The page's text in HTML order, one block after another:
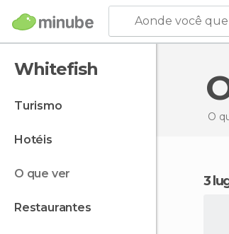
Aonde você
Whitefish
turismo
hotéis
o que ver
restaurantes
O
3